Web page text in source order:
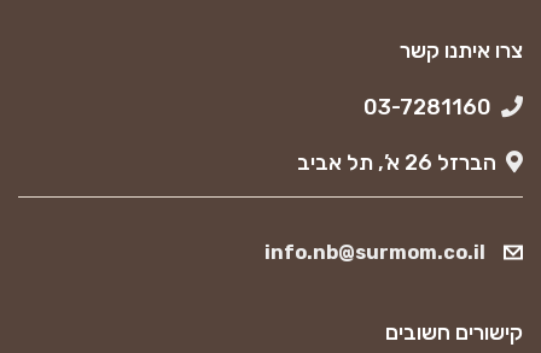
צרו איתנו קשר
הברזל 26 א’, תל אביב
info.nb@surmom.co.il
קישורים חשובים